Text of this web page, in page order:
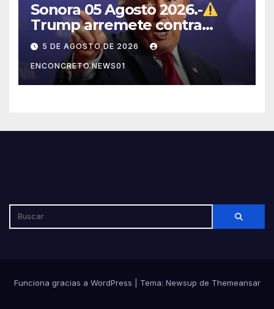
Sonora 05 Agosto 2026.-
Trump arremete contra
México, Canadá y otras
potencias por supuestos
abusos comerciales
5 DE AGOSTO DE 2026
ENCONCRETO.NEWS01
Funciona gracias a WordPress Tema: Newsup de Themeansar